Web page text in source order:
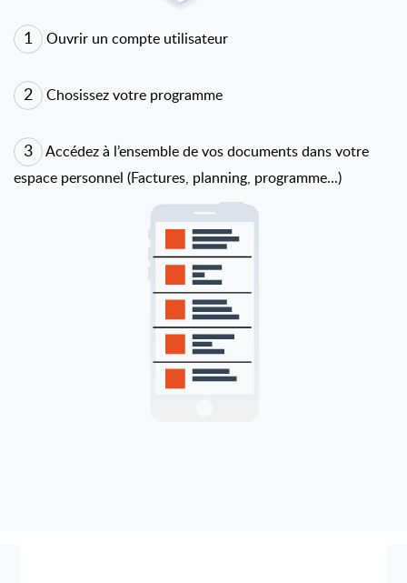
1 Ouvrir un compte utilisateur
2 Chosissez votre programme
3
Accédez à l’ensemble de vos documents dans votre
espace personnel (Factures, planning, programme...)